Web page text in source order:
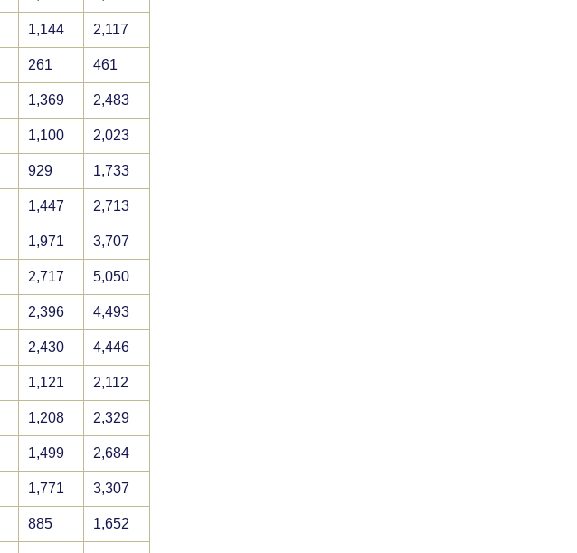
1,144 2,117
261 461
1,369 2,483
1,100 2,023
929 1,733
1,447 2,713
1,971 3,707
2,717 5,050
2,396 4,493
2,430 4,446
1,121 2,112
1,208 2,329
1,499 2,684
1,771 3,307
885 1,652